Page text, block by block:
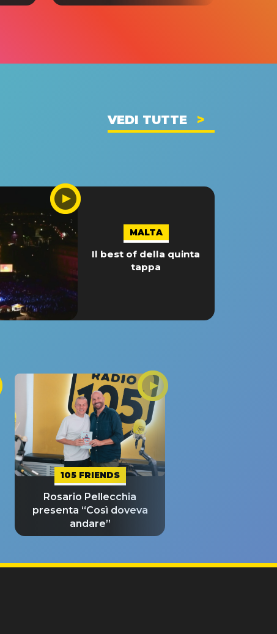
VEDI TUTTE
MALTA
Il best of della quinta
tappa
105 FRIENDS
Rosario Pellecchia
presenta “Così doveva
andare”